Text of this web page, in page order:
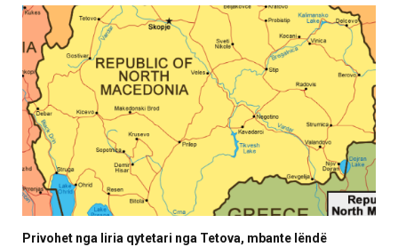
Privohet nga liria qytetari nga Tetova, mbante lëndë